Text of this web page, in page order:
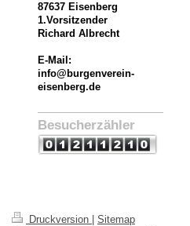
87637 Eisenberg
1.Vorsitzender
Richard Albrecht
E-Mail:
info@burgenverein-
eisenberg.de
Besucherzähler
Druckversion
Sitemap